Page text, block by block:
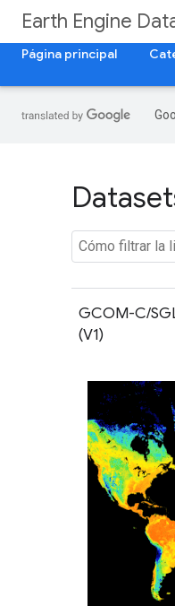
Earth Engine
Página principal
GCOM-C/
(V1)